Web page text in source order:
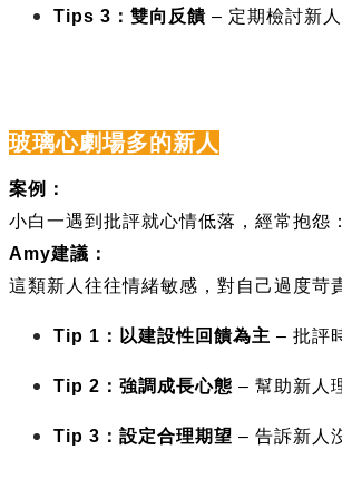
Tips 3 ：雙向反饋 – 定期檢討新
玻璃心劇場多的新人
案例：
小白一遇到批評就心情低落，經常抱怨
Amy建議：
這類新人往往情緒敏感，對自己過度苛
Tip 1 ：以建設性回饋為主 – 批評
Tip 2 ：強調成長心態 – 幫助新人
Tip 3 ：設定合理期望 – 告訴新人